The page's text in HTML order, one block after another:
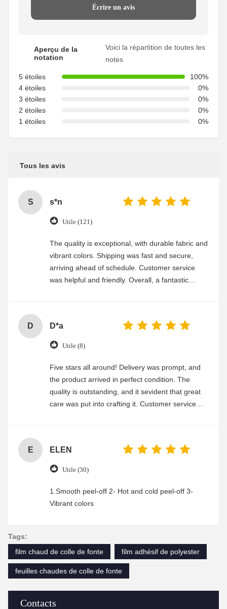
Contacts
Écrire un avis
Aperçu de la
notation
Voici la répartition de toutes les
notes
5 étoiles
100%
4 étoiles
0%
3 étoiles
0%
2 étoiles
0%
1 étoiles
0%
Tous les avis
S s*n
Utile (121)
The quality is exceptional, with durable fabric and
vibrant colors. Shipping was fast and secure,
arriving ahead of schedule. Customer service
was helpful and friendly. Overall, a fantastic
D D*a
Utile (8)
Five stars all around! Delivery was prompt, and
the product arrived in perfect condition. The
quality is outstanding, and it sevident that great
care was put into crafting it. Customer service
E ELEN
Utile (30)
1.Smooth peel-off 2- Hot and cold peel-off 3-
Vibrant colors
Tags:
film chaud de colle de fonte
film adhésif de polyester
feuilles chaudes de colle de fonte